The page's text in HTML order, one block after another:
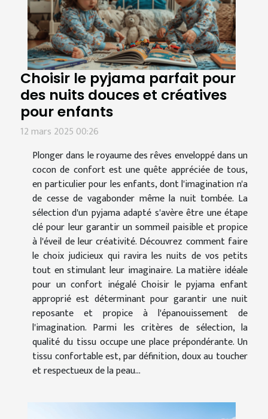
Choisir le pyjama parfait pour
des nuits douces et créatives
pour enfants
12 mars 2025 00:26
Plonger dans le royaume des rêves enveloppé dans un
cocon de confort est une quête appréciée de tous,
en particulier pour les enfants, dont l'imagination n'a
de cesse de vagabonder même la nuit tombée. La
sélection d'un pyjama adapté s'avère être une étape
clé pour leur garantir un sommeil paisible et propice
à l'éveil de leur créativité. Découvrez comment faire
le choix judicieux qui ravira les nuits de vos petits
tout en stimulant leur imaginaire. La matière idéale
pour un confort inégalé Choisir le pyjama enfant
approprié est déterminant pour garantir une nuit
reposante et propice à l'épanouissement de
l'imagination. Parmi les critères de sélection, la
qualité du tissu occupe une place prépondérante. Un
tissu confortable est, par définition, doux au toucher
et respectueux de la peau...